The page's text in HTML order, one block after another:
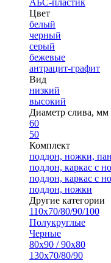
АБС-пластик
Цвет
белый
черный
серый
бежевые
антрацит-графит
Вид
низкий
высокий
Диаметр слива, мм
60
50
Комплект
поддон, ножки,
поддон, каркас с
поддон, каркас с
поддон, ножки
Другие категории
110х70/80/90/100
Полукруглые
Черные
80х90 / 90х80
130х70/80/90